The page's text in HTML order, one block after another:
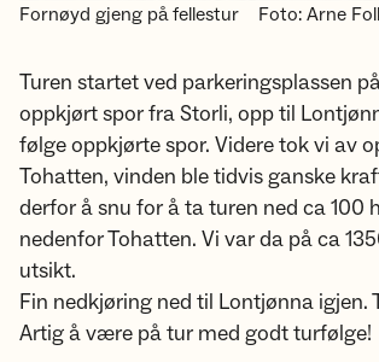
Fornøyd gjeng på fellestur Foto: Arne
Turen startet ved parkeringsplassen
oppkjørt spor fra Storli, opp til
følge oppkjørte spor. Videre tok vi av
Tohatten, vinden ble tidvis ganske
derfor å snu for å ta turen ned ca 100
nedenfor Tohatten. Vi var da på ca
utsikt.
Fin nedkjøring ned til Lontjønna igjen.
Artig å være på tur med godt turfølge!